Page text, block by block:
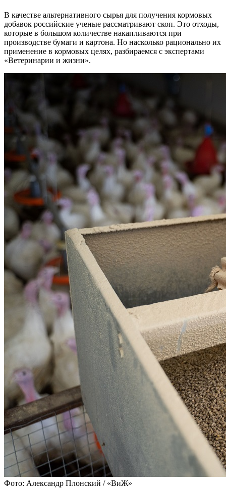
В качестве альтернативного сырья для получения кормовых
добавок российские ученые рассматривают скоп. Это отходы,
которые в большом количестве накапливаются при
производстве бумаги и картона. Но насколько рационально их
применение в кормовых целях, разбираемся с экспертами
«Ветеринарии и жизни».
Фото: Александр Плонский / «ВиЖ»